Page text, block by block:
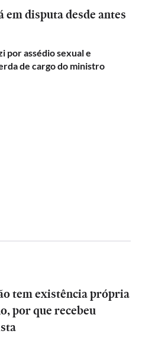
em disputa desde antes
por assédio sexual e
de cargo do ministro
tem existência própria
por que recebeu